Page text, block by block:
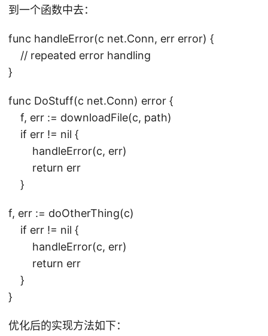
到一个函数中去：
func handleError(c net.Conn, err error) {
// repeated error handling
}
func DoStuff(c net.Conn) error {
f, err := downloadFile(c, path)
if err != nil {
handleError(c, err)
return err
}
f, err := doOtherThing(c)
if err != nil {
handleError(c, err)
return err
}
}
优化后的实现方法如下：